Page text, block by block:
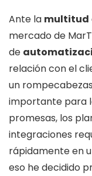
Ante la multitud
mercado de
de
relación con el
un
importante para
promesas, los
integraciones
rápidamente en
eso he decidido